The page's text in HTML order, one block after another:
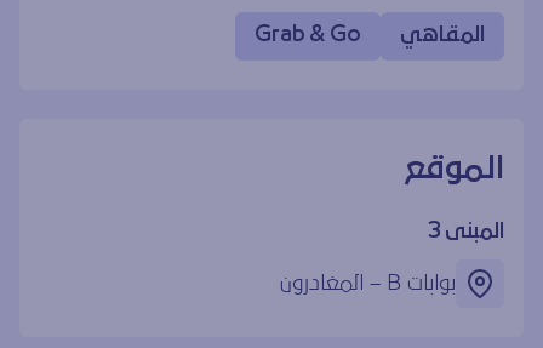
المقاهي Grab & Go
الموقع
المبنى 3
بوابات ‎B – المغادرون